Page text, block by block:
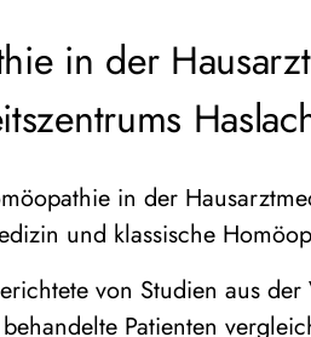
in der
in der
und klassische
von Studien aus
Patienten